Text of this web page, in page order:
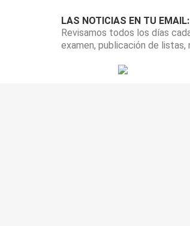
LAS NOTICIAS EN TU EMAIL:
Revisamos todos los días
examen, publicación de listas,